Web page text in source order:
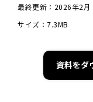
最終更新：2026年2月
サイズ：7.3MB
資料をダ